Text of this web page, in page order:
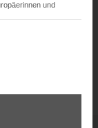
und
die eine